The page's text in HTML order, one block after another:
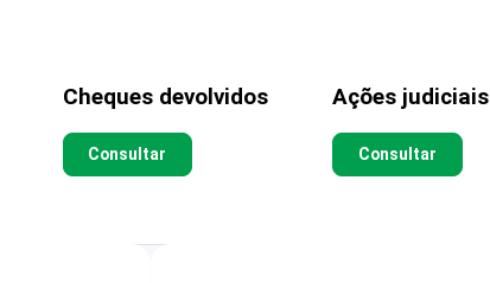
Cheques devolvidos
Consultar
Ações judiciais
Consultar